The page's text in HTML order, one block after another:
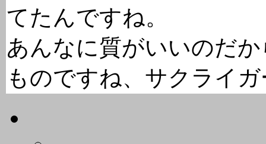
てたんですね。
あんなに質がいいのだ
ものですね、サクライ